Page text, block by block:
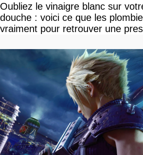
Oubliez le vinaigre blanc sur
douche : voici ce que les
vraiment pour retrouver une